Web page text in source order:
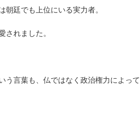
廷でも上位にいる実力者。
れました。
う言葉も、仏ではなく政治権力によって